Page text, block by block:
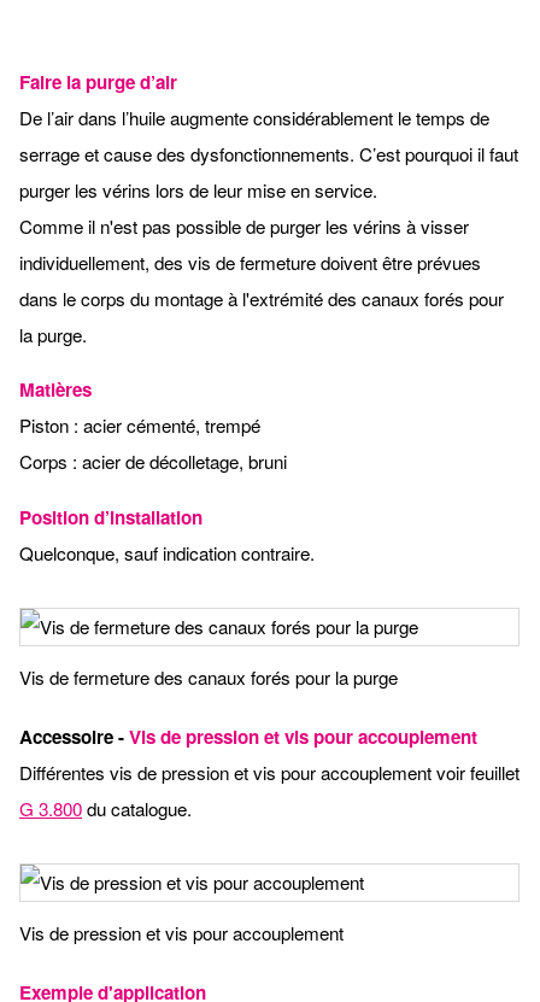
Faire la purge d’air
De l’air dans l’huile augmente considérablement le temps de
serrage et cause des dysfonctionnements. C’est pourquoi il faut
purger les vérins lors de leur mise en service.
Comme il n'est pas possible de purger les vérins à visser
individuellement, des vis de fermeture doivent être prévues
dans le corps du montage à l'extrémité des canaux forés pour
la purge.
Matières
Piston : acier cémenté, trempé
Corps : acier de décolletage, bruni
Position d’installation
Quelconque, sauf indication contraire.
Vis de fermeture des canaux forés pour la purge
Accessoire -Vis de pression et vis pour accouplement
Différentes vis de pression et vis pour accouplement voir feuillet
G 3.800du catalogue.
Vis de pression et vis pour accouplement
Exemple d'application